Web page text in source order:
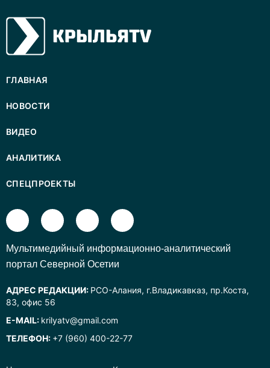
ГЛАВНАЯ
НОВОСТИ
ВИДЕО
АНАЛИТИКА
СПЕЦПРОЕКТЫ
Mультимедийный информационно-аналитический
портал Северной Осетии
АДРЕС РЕДАКЦИИ: РСО-Алания, г.Владикавказ, пр.Коста,
83, офис 56
E-MAIL: krilyatv@gmail.com
ТЕЛЕФОН: +7 (960) 400-22-77